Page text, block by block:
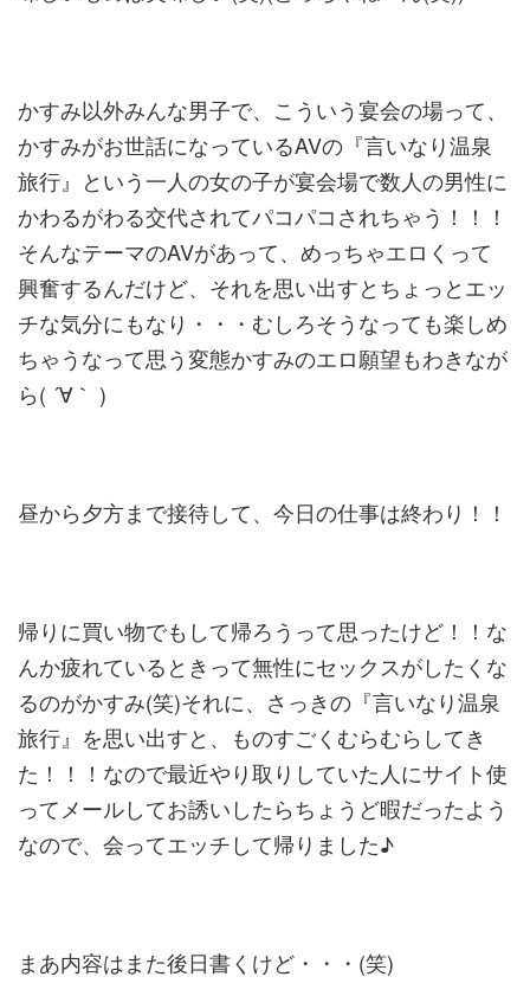
かすみ以外みんな男子で、こういう宴会の場って、
かすみがお世話になっているAVの『言いなり温泉
旅行』という一人の女の子が宴会場で数人の男性に
かわるがわる交代されてパコパコされちゃう！！！
そんなテーマのAVがあって、めっちゃエロくって
興奮するんだけど、それを思い出すとちょっとエッ
チな気分にもなり・・・むしろそうなっても楽しめ
ちゃうなって思う変態かすみのエロ願望もわきなが
ら( ´∀｀ )
昼から夕方まで接待して、今日の仕事は終わり！！
帰りに買い物でもして帰ろうって思ったけど！！な
んか疲れているときって無性にセックスがしたくな
るのがかすみ(笑)それに、さっきの『言いなり温泉
旅行』を思い出すと、ものすごくむらむらしてき
た！！！なので最近やり取りしていた人にサイト使
ってメールしてお誘いしたらちょうど暇だったよう
なので、会ってエッチして帰りました♪
まあ内容はまた後日書くけど・・・(笑)